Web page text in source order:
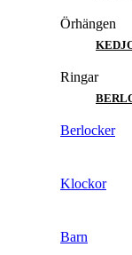
Örhängen
Ringar
Berlocker
Klockor
Barn